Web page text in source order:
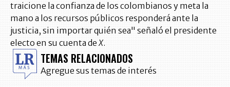
traicione la confianza de los colombianos y meta la
mano a los recursos públicos responderá ante la
justicia, sin importar quién sea" señaló el presidente
electo en su cuenta de X.
TEMAS RELACIONADOS
Agregue sus temas de interés